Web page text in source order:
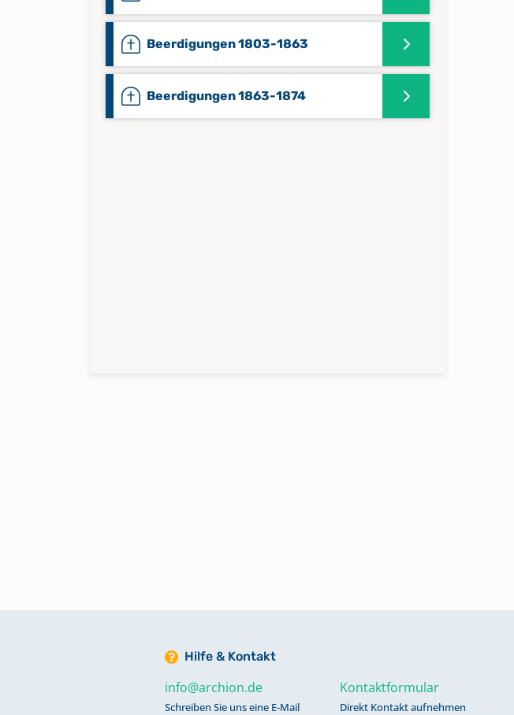
Beerdigungen 1803-1863
Beerdigungen 1863-1874
Hilfe & Kontakt
info@archion.de
Schreiben Sie uns eine E-Mail
Kontaktformular
Direkt Kontakt aufnehmen